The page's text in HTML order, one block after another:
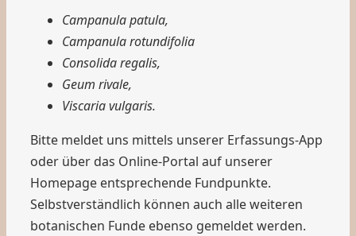
Campanula patula,
Campanula rotundifolia
Consolida regalis,
Geum rivale,
Viscaria vulgaris.
Bitte meldet uns mittels unserer Erfassungs-App
oder über das Online-Portal auf unserer
Homepage entsprechende Fundpunkte.
Selbstverständlich können auch alle weiteren
botanischen Funde ebenso gemeldet werden.